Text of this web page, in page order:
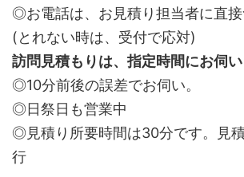
◎お電話は、お見積り担当者に直接
(とれない時は、受付で応対)
訪問見積もりは、指定時間にお伺い
◎10分前後の誤差でお伺い。
◎日祭日も営業中
◎見積り所要時間は30分です。見
行